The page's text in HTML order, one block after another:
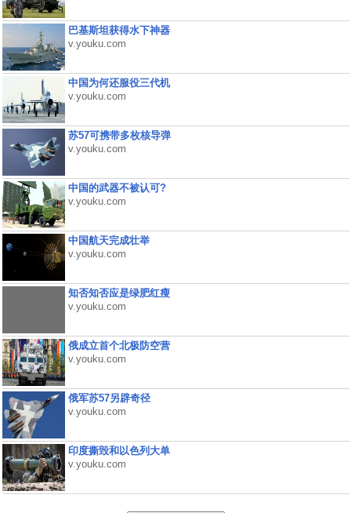
巴基斯坦获得水下神器
v.youku.com
中国为何还服役三代机
v.youku.com
苏57可携带多枚核导弹
v.youku.com
中国的武器不被认可?
v.youku.com
中国航天完成壮举
v.youku.com
知否知否应是绿肥红瘦
v.youku.com
俄成立首个北极防空营
v.youku.com
俄军苏57另辟奇径
v.youku.com
印度撕毁和以色列大单
v.youku.com